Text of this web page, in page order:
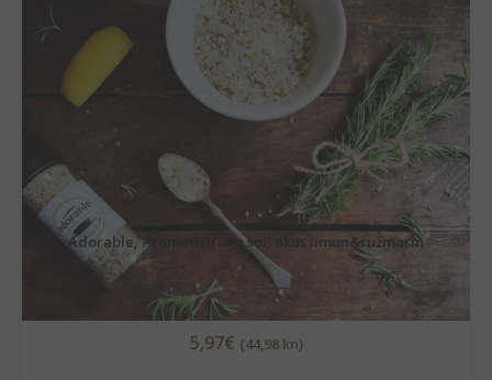
Adorable, Aromatizirana sol, okus limun&ružmarin
5,97€ (44,98 kn)